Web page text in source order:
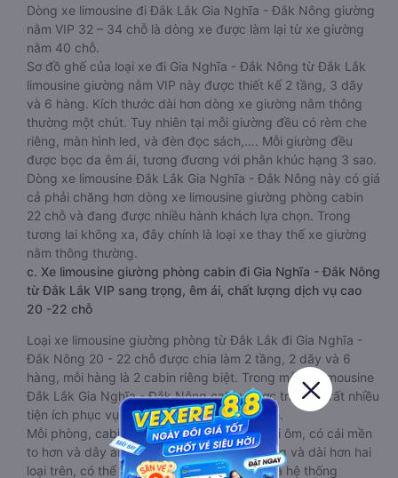
Dòng xe limousine đi Đắk Lắk Gia Nghĩa - Đắk Nông giường
nằm VIP 32 – 34 chỗ là dòng xe được làm lại từ xe giường
nằm 40 chỗ.
Sơ đồ ghế của loại xe đi Gia Nghĩa - Đắk Nông từ Đắk Lắk
limousine giường nằm VIP này được thiết kế 2 tầng, 3 dãy
và 6 hàng. Kích thước dài hơn dòng xe giường nằm thông
thường một chút. Tuy nhiên tại mỗi giường đều có rèm che
riêng, màn hình led, và đèn đọc sách,…. Mỗi giường đều
được bọc da êm ái, tương đương với phân khúc hạng 3 sao.
Dòng xe limousine Đắk Lắk Gia Nghĩa - Đắk Nông này có giá
cả phải chăng hơn dòng xe limousine giường phòng cabin
22 chỗ và đang được nhiều hành khách lựa chọn. Trong
tương lai không xa, đây chính là loại xe thay thế xe giường
nằm thông thường.
c. Xe limousine giường phòng cabin đi Gia Nghĩa - Đắk Nông
từ Đắk Lắk VIP sang trọng, êm ái, chất lượng dịch vụ cao
20 -22 chỗ
Loại xe limousine giường phòng từ Đắk Lắk đi Gia Nghĩa -
Đắk Nông 20 - 22 chỗ được chia làm 2 tầng, 2 dãy và 6
hàng, mỗi hàng là 2 cabin riêng biệt. Trong mỗi xe limousine
Đắk Lắk Gia Nghĩa - Đắk Nông cabin được trang bị rất nhiều
tiện ích phục vụ hành khách suốt hành trình.
Mỗi phòng, cabin đều có gối nằm rời, có gối ôm, có cái mền
to hơn và dây an toàn seat belt. Giường rộng và dài hơn hai
loại trên, có thể lăn lộn thoải mái. Đặc biệt là hệ thống